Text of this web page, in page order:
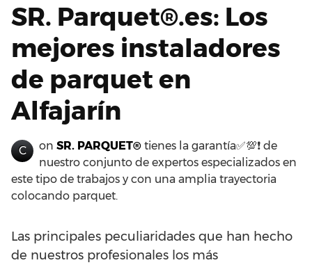
SR. Parquet®.es: Los
mejores instaladores
de parquet en
Alfajarín
C on SR. PARQUET® tienes la garantía✅💯❗ de
nuestro conjunto de expertos especializados en
este tipo de trabajos y con una amplia trayectoria
colocando parquet.
Las principales peculiaridades que han hecho
de nuestros profesionales los más